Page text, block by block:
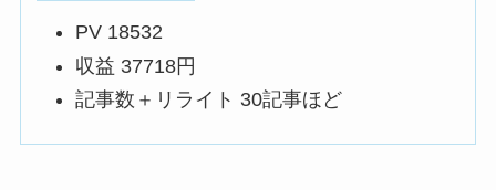
PV 18532
収益 37718円
記事数＋リライト 30記事ほど